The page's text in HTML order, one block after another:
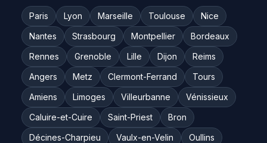
Paris Lyon Marseille Toulouse
Nice
Nantes
Strasbourg Montpellier
Bordeaux
Rennes
Grenoble Lille Dijon
Reims
Angers
Metz Clermont-Ferrand
Tours
Amiens
Limoges Villeurbanne
Vénissieux
Caluire-et-Cuire
Saint-Priest
Bron
Décines-Charpieu
Vaulx-en-Velin
Oullins